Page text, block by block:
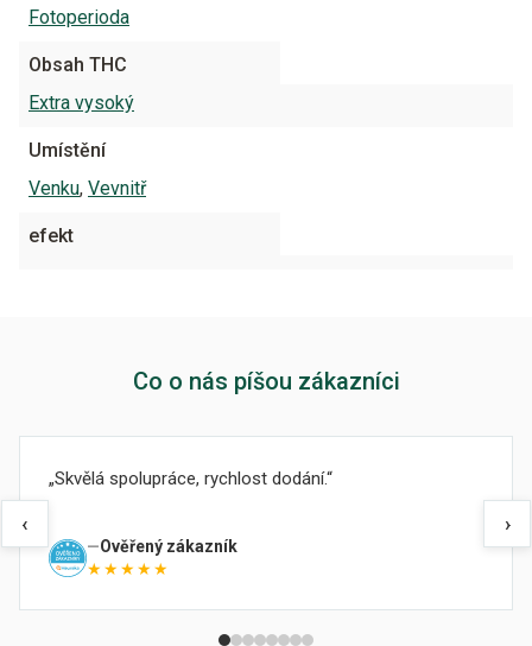
Fotoperioda
Obsah THC
Extra vysoký
Umístění
Venku, Vevnitř
efekt
Co o nás píšou zákazníci
‹
Skvělá spolupráce, rychlost dodání.
Ověřený zákazník
★★★★★
›